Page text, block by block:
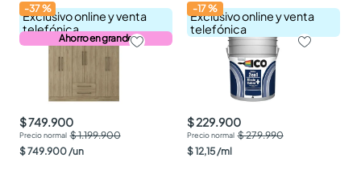
Exclusivo online y venta
telefónica
Ahorro en grande
-37%
$ 749.900
$ 1.199.900
$749.900 /un
Exclusivo online y venta
telefónica
-17%
$ 229.900
$ 279.990
$12,15 /ml